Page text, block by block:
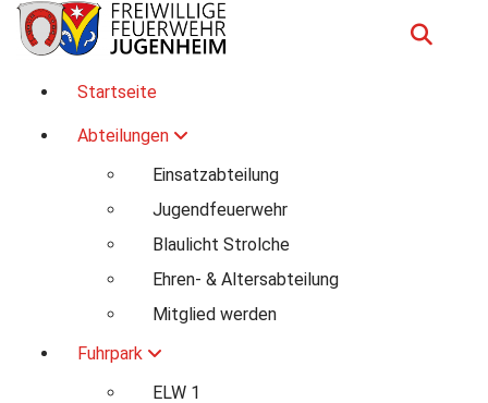
Zum
Inhalt
Für Ihre Sicherheit in Seeheim-Jugenheim
Startseite
Abteilungen
Einsatzabteilung
Jugendfeuerwehr
Blaulicht Strolche
Ehren- & Altersabteilung
Mitglied werden
Fuhrpark
ELW 1